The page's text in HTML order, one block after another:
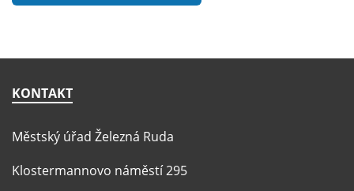
KONTAKT
Městský úřad Železná Ruda
Klostermannovo náměstí 295